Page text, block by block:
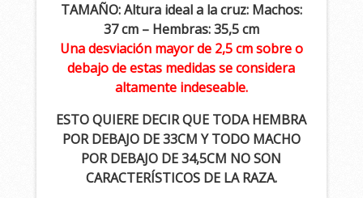
TAMAÑO: Altura ideal a la cruz: Machos:
37 cm – Hembras: 35,5 cm
Una desviación mayor de 2,5 cm sobre o
debajo de estas medidas se considera
altamente indeseable.
ESTO QUIERE DECIR QUE TODA HEMBRA
POR DEBAJO DE 33CM Y TODO MACHO
POR DEBAJO DE 34,5CM NO SON
CARACTERÍSTICOS DE LA RAZA.